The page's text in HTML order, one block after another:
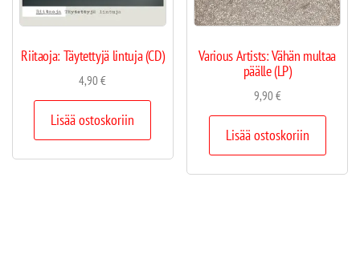
Riitaoja: Täytettyjä lintuja (CD)
4,90€
Lisää ostoskoriin
Various Artists: Vähän multaa
päälle (LP)
9,90€
Lisää ostoskoriin